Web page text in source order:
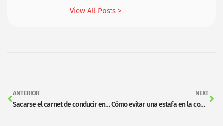
View All Posts >
ANTERIOR
Sacarse el carnet de conducir en España: trámites y requisitos
NEXT
Cómo evitar una estafa en la compra de un coche